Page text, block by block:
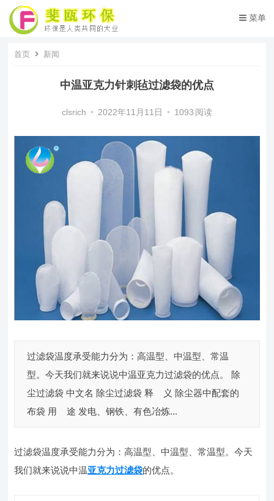
菜单
首页 新闻
中温亚克力针刺毡过滤袋的优点
clsrich • 2022年11月11日 • 1093 阅读
过滤袋温度承受能力分为：高温型、中温型、常温
型。今天我们就来说说中温亚克力过滤袋的优点。 除
尘过滤袋 中文名 除尘过滤袋 释 义 除尘器中配套的
布袋 用 途 发电、钢铁、有色冶炼...
过滤袋温度承受能力分为：高温型、中温型、常温型。今天
我们就来说说中温亚克力过滤袋的优点。